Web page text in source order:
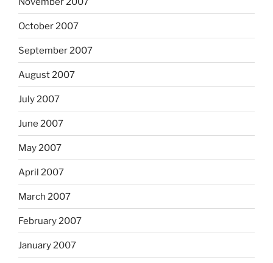
October 2007
September 2007
August 2007
July 2007
June 2007
May 2007
April 2007
March 2007
February 2007
January 2007